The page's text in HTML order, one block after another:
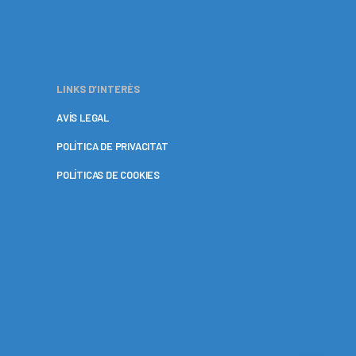
LINKS D’INTERÈS
AVÍS LEGAL
POLÍTICA DE PRIVACITAT
POLÍTICAS DE COOKIES